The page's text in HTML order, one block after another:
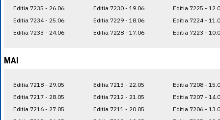
Editia 7235 - 26.06
Editia 7234 - 25.06
Editia 7233 - 24.06
Editia 7230 - 19.06
Editia 7229 - 18.06
Editia 7228 - 17.06
Editia 7225 -
Editia 7224 -
Editia 7223 -
MAI
Editia 7218 - 29.05
Editia 7217 - 28.05
Editia 7216 - 27.05
Editia 7213 - 22.05
Editia 7212 - 21.05
Editia 7211 - 20.05
Editia 7208 -
Editia 7207 -
Editia 7206 -